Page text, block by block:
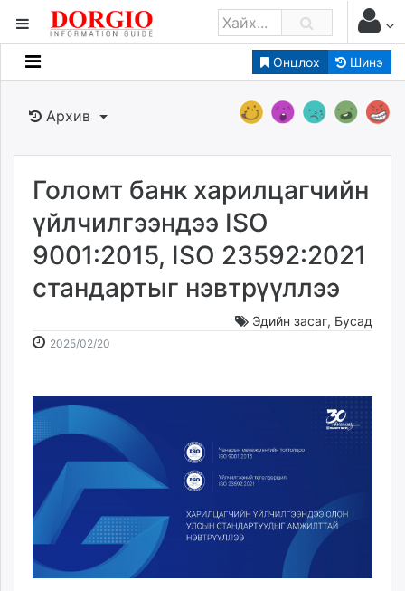
Онцлох Шинэ
Мэдээллийн
Банк санхүү
Бизнес ААН
Төрийн
dorgio.mn
Gogo.mn
news.mn
zindaa.mn
tovch.mn
ikon.mn
mnb.mn
Livetv.mn
Eguur.mn
24tsag.mn
shuud.mn
ergelt.mn
Архив
Голомт банк харилцагчийн
үйлчилгээндээ ISO
9001:2015, ISO 23592:2021
стандартыг нэвтрүүллээ
Эдийн засаг, Бусад
2025/02/20